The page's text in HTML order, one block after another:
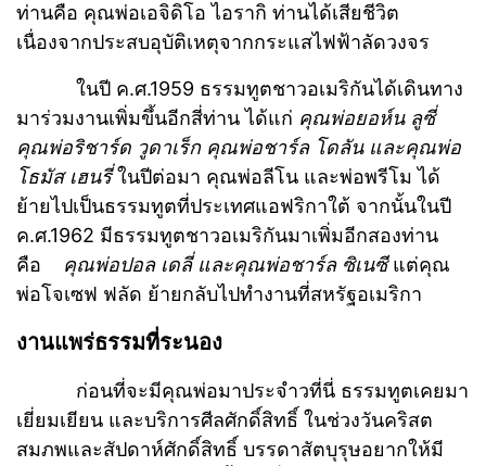
ท่านคือ คุณพ่อเอจิดิโอ ไอรากิ ท่านได้เสียชีวิต
เนื่องจากประสบอุบัติเหตุจากกระแสไฟฟ้าลัดวงจร
ในปี ค.ศ.1959 ธรรมทูตชาวอเมริกันได้เดินทาง
มาร่วมงานเพิ่มขึ้นอีกสี่ท่าน ได้แก่ คุณพ่อยอห์น ลูซี่
คุณพ่อริชาร์ด วูดาเร็ก คุณพ่อชาร์ล โดลัน และคุณพ่อ
โธมัส เฮนรี่ในปีต่อมา คุณพ่อลีโน และพ่อพรีโม ได้
ย้ายไปเป็นธรรมทูตที่ประเทศแอฟริกาใต้ จากนั้นในปี
ค.ศ.1962 มีธรรมทูตชาวอเมริกันมาเพิ่มอีกสองท่าน
คือ คุณพ่อปอล เดลี่ และคุณพ่อชาร์ล ซิเนซีแต่คุณ
พ่อโจเซฟ ฟลัด ย้ายกลับไปทำงานที่สหรัฐอเมริกา
งานแพร่ธรรมที่ระนอง
ก่อนที่จะมีคุณพ่อมาประจำวที่นี่ ธรรมทูตเคยมา
เยี่ยมเยียน และบริการศีลศักดิ์สิทธิ์ ในช่วงวันคริสต
สมภพและสัปดาห์ศักดิ์สิทธิ์ บรรดาสัตบุรุษอยากให้มี